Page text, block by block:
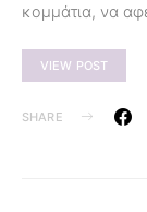
κομμάτια, να
VIEW POST
SHARE